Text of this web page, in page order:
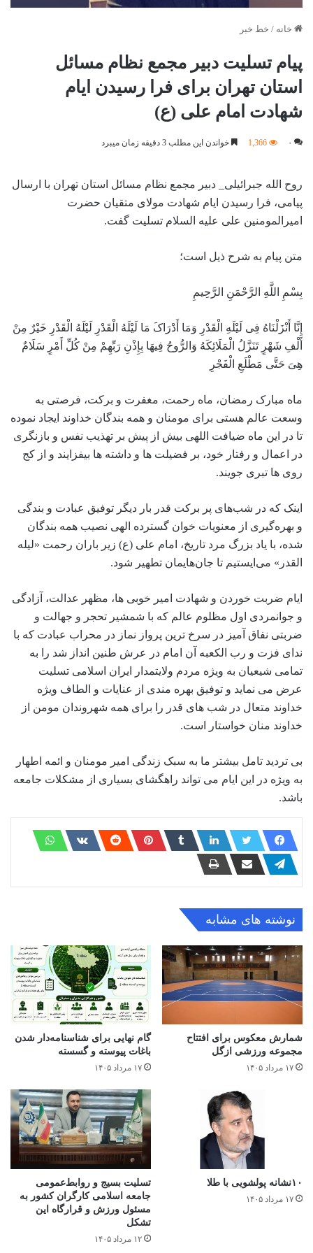
خانه / خط خبر
پیام تسلیت دبیر مجمع نظام مسائل
استان تهران برای فرا رسیدن ایام
شهادت امام علی (ع)
۰ 1,366 خواندن این مطلب 3 دقیقه زمان میبرد
روح الله جبرائیلی_ دبیر مجمع نظام مسائل استان تهران با ارسال
پیامی، فرا رسیدن ایام شهادت مولای متقیان حضرت
امیرالمومنین علی علیه السلام تسلیت گفت.
متن پیام به شرح ذیل است؛
بِسْمِ اللَّهِ الرَّحْمَنِ الرَّحِیمِ
إِنَّا أَنْزَلْنَاهُ فِی لَیْلَهِ الْقَدْرِ وَمَا أَدْرَاکَ مَا لَیْلَهُ الْقَدْرِ لَیْلَهُ الْقَدْرِ خَیْرٌ مِنْ
أَلْفِ شَهْرٍ تَنَزَّلُ الْمَلَائِکَهُ وَالرُّوحُ فِیهَا بِإِذْنِ رَبِّهِمْ مِنْ کُلِّ أَمْرٍ سَلَامٌ
هِیَ حَتَّى مَطْلَعِ الْفَجْرِ
ماه مبارک رمضان، ماه رحمت، مغفرت و برکت، فرصتی به
وسعت عالم هستی برای مومنان و همه بندگان خداوند ایجاد نموده
تا در این ماه ضیافت اللهی بیش از پیش بر تهذیب نفس و بازنگری
در اعمال و رفتار خود، بر فضیلت ها و داشته ها بیفزایند و از کج
روی ها تبری جویند.
اینک که در شب‌های پر برکت قدر بار دیگر توفیق عبادت و بندگی
و بهره‌گیری از معنویات خوان گسترده الهی نصیب همه بندگان
شده، با یاد بزرگ‌ مرد تاریخ، امام علی (ع) زیر باران رحمت «لیله
القدر» می‌ایستیم تا جان‌هایمان تطهیر شود.
ایام ضربت خوردن و شهادت امیر خوبی ها، مظهر عدالت، آزادگی
و جوانمردی اول مظلوم عالم که با شمشیر تحجر و جهالت و
ضربتی نفاق آمیز در سرخ ترین پرواز نماز در محراب عبادت که با
ندای فزت و رب الکعبه آن امام در عرش طنین انداز شد را به
تمامی شیعیان به ویژه مردم ولایتمدار ایران اسلامی تسلیت
عرض می نماید و توفیق بهره مندی از عنایات و الطاف ویژه
خداوند متعال در شب های قدر را برای همه شهروندان مومن از
خداوند منان خواستار است.
بی تردید تامل بیشتر ما به سبک زندگی امیر مومنان و ائمه اطهار
به ویژه در این ایام می تواند راهگشای بسیاری از مشکلات جامعه
باشد.
نوشته های مشابه
شمارش معکوس برای افتتاح
مجموعه ورزشی ازگل
۱۷ مرداد ۱۴۰۵
گام نهایی برای شناسنامه‌دار شدن
باغات پیوسته و گسسته
۱۷ مرداد ۱۴۰۵
۱۰نشانه پولشویی با طلا
۱۷ مرداد ۱۴۰۵
تسلیت بسیج و روابط‌عمومی
جامعه اسلامی کارگران کشور به
مسئول ورزش و قرارگاه این
تشکل
۱۲ مرداد ۱۴۰۵